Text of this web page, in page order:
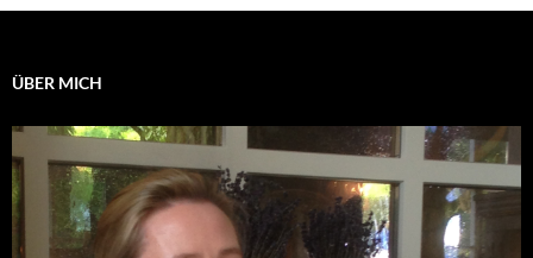
ÜBER MICH